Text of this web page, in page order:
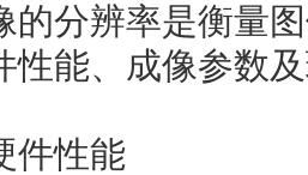
的分辨率是衡量
性能、成像参数
件性能